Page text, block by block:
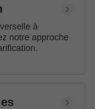
à
notre approche